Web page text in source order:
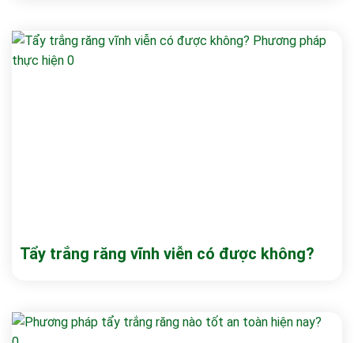
Tẩy trắng răng vĩnh viễn có được không?